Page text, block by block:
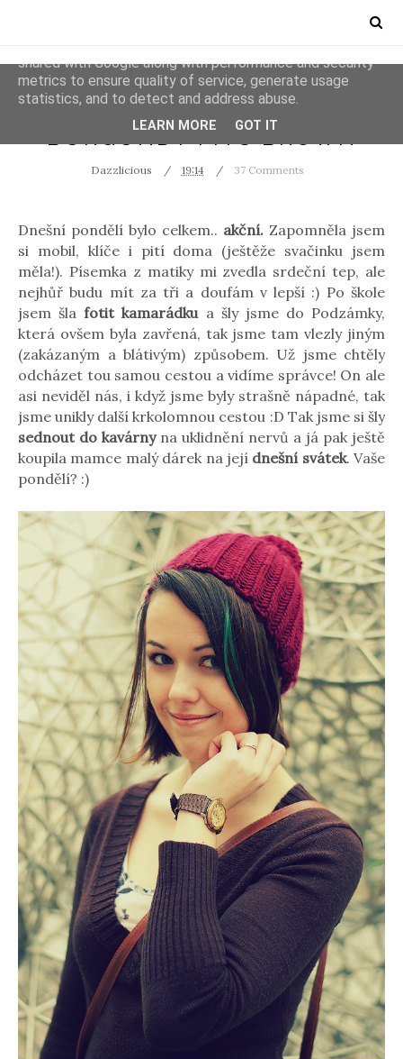
OUTFITS
BURGUNDY FITS BROWN
Dazzlicious 19:14 37 Comments
Dnešní pondělí bylo celkem.. akční. Zapomněla jsem
si mobil, klíče i pití doma (ještěže svačinku jsem
měla!). Písemka z matiky mi zvedla srdeční tep, ale
nejhůř budu mít za tři a doufám v lepší :) Po škole
jsem šlafotit kamarádkua šly jsme do Podzámky,
která ovšem byla zavřená, tak jsme tam vlezly jiným
(zakázaným a blátivým) způsobem. Už jsme chtěly
odcházet tou samou cestou a vidíme správce! On ale
asi neviděl nás, i když jsme byly strašně nápadné, tak
jsme unikly další krkolomnou cestou :D Tak jsme si šly
sednout do kavárnyna uklidnění nervů a já pak ještě
koupila mamce malý dárek na její dnešní svátek. Vaše
pondělí? :)
This site uses cookies from Google to deliver its services
shared with Google along with performance and security
metrics to ensure quality of service, generate usage
statistics, and to detect and address abuse.
LEARN MORE GOT IT